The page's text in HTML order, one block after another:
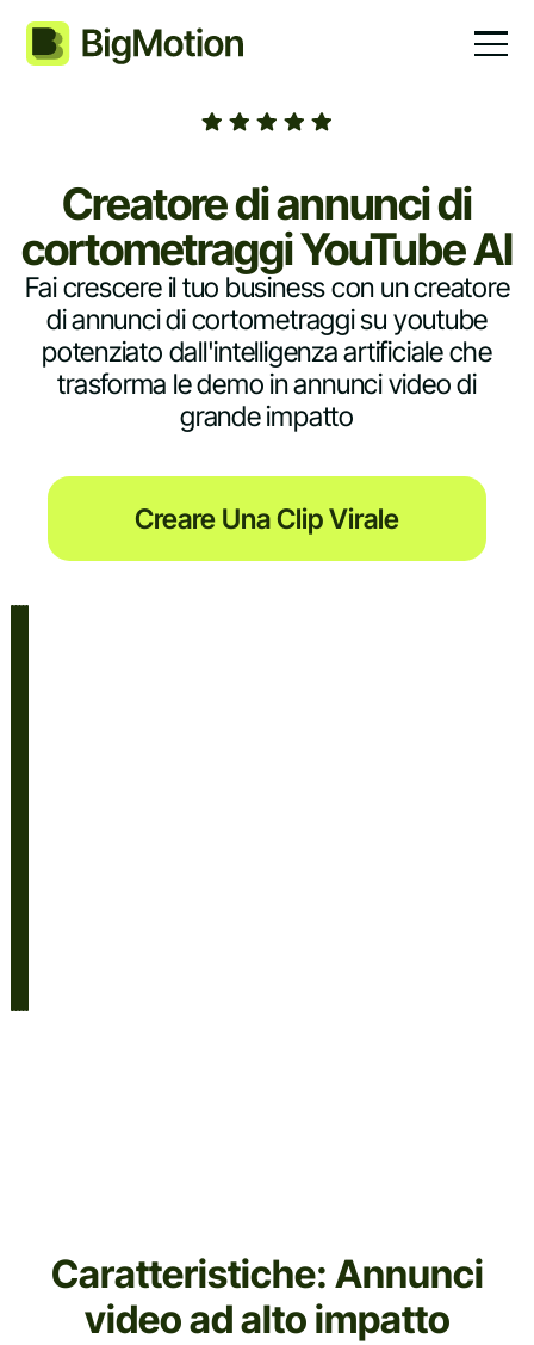
Creatore di annunci di
cortometraggi YouTube AI
Fai crescere il tuo business con un creatore
di annunci di cortometraggi su youtube
potenziato dall'intelligenza artificiale che
trasforma le demo in annunci video di
grande impatto
Creare Una Clip Virale
Caratteristiche: Annunci
video ad alto impatto